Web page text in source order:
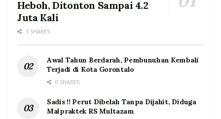
Heboh, Ditonton Sampai 4.2
Juta Kali
1 SHARES
Awal Tahun Berdarah, Pembunuhan Kembali
Terjadi di Kota Gorontalo
0 SHARES
Sadis !! Perut Dibelah Tanpa Dijahit, Diduga
Malpraktek RS Multazam